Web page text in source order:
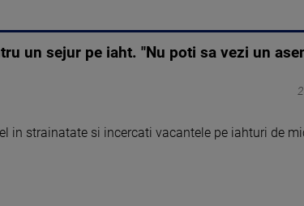
un sejur pe iaht. "Nu poti sa vezi un
in strainatate si incercati vacantele pe iahturi de